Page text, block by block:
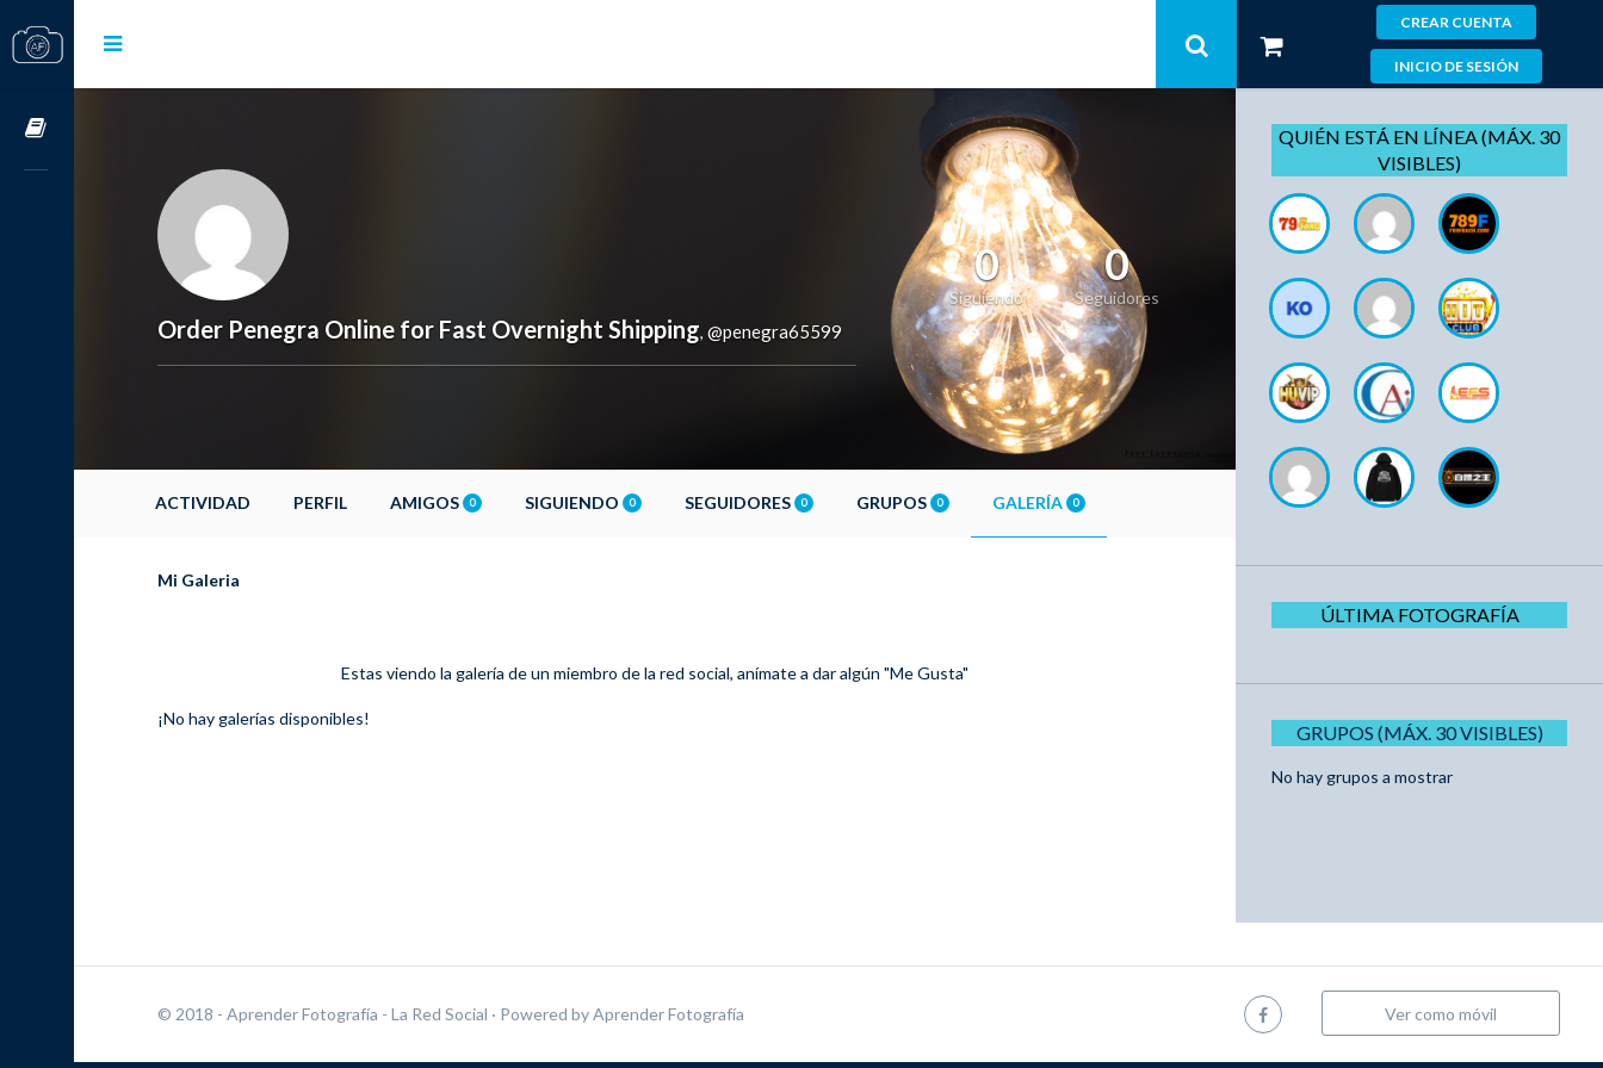
CREAR CUENTA
INICIO DE SESIÓN
Order Penegra Online for Fast Overnight Shipping, @penegra65599
0
Siguiendo
0
Seguidores
ACTIVIDAD PERFIL AMIGOS 0 SIGUIENDO 0 SEGUIDORES 0 GRUPOS 0 GALERÍA 0
Mi Galeria
Estas viendo la galería de un miembro de la red social, anímate a dar algún "Me Gusta"
¡No hay galerías disponibles!
QUIÉN ESTÁ EN LÍNEA (MÁX. 30
VISIBLES)
ÚLTIMA FOTOGRAFÍA
GRUPOS (MÁX. 30 VISIBLES)
No hay grupos a mostrar
© 2018 - Aprender Fotografía - La Red Social · Powered byAprender Fotografía